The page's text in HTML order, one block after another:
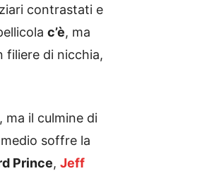
contrastati e
c’è, ma
filiere di nicchia,
ma il culmine di
soffre la
Prince, Jeff